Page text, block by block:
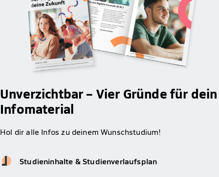
Unverzichtbar – Vier Gründe für dein
Infomaterial
Hol dir alle Infos zu deinem Wunschstudium!
Studieninhalte & Studienverlaufsplan